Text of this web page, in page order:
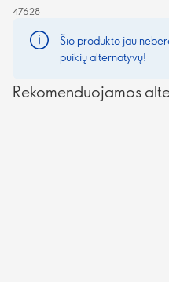
47628
Šio produkto jau
puikių alternatyvų!
Rekomenduojamos